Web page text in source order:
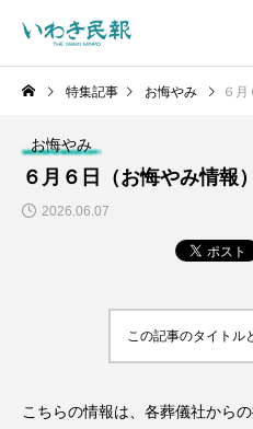
特集記事 お悔やみ ６月
お悔やみ
６月６日（お悔やみ情報）
2026.06.07
この記事のタイトル
こちらの情報は、各葬儀社からの